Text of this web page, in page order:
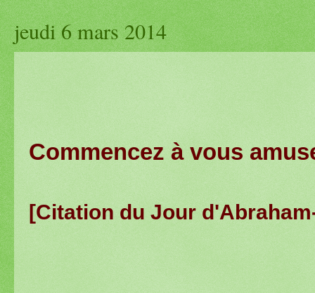
jeudi 6 mars 2014
Commencez à vous
[Citation du Jour